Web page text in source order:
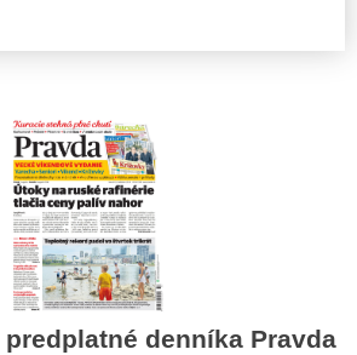
denníka Pravda